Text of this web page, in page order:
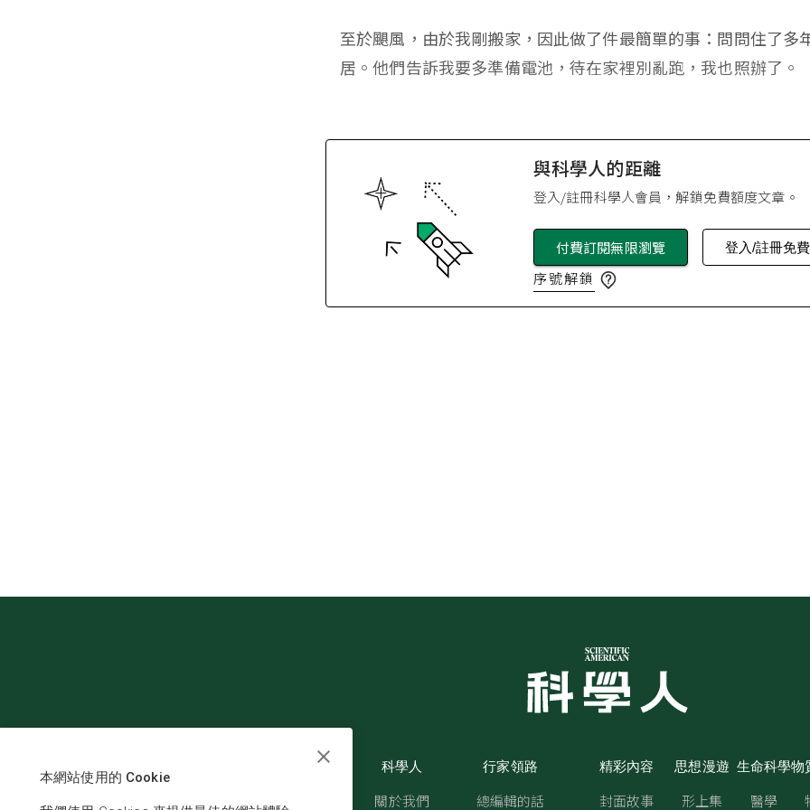
至於颶風，由於我剛搬家，因此做了件最簡單的事：問問住了多
居。他們告訴我要多準備電池，待在家裡別亂跑，我也照辦了。
與科學人的距離
登入/註冊科學人會員，解鎖免費額度文章。
付費訂閱無限瀏覽 登入/註冊免
序號解鎖
科學人
關於我們
行家領路
總編輯的話
精彩內容
封面故事
思想漫遊
形上集
生命科學
醫學
物
本網站使用的 Cookie